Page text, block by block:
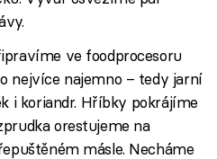
ve foodprocesoru
nejvíce najemno – tedy jarní
i koriandr. Hříbky pokrájíme
orestujeme na
másle. Necháme